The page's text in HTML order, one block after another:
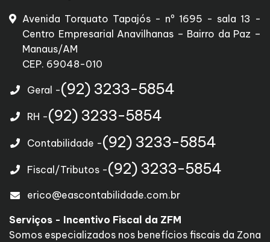
Avenida Torquato Tapajós - nº 1695 - sala 13 -
Centro Empresarial Anavilhanas – Bairro da Paz –
Manaus/AM
CEP. 69048-010
Geral -(92) 3233-5854
RH -(92) 3233-5854
Contabilidade -(92) 3233-5854
Fiscal/Tributos -(92) 3233-5854
erico@eascontabilidade.com.br
Serviços - Incentivo Fiscal da ZFM
Somos especializados nos benefícios fiscais da Zona